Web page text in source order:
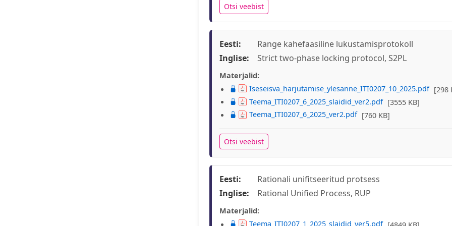
Otsi veebist
Eesti:
Range kahefaasiline lukustamisprotokoll
Inglise:
Strict two-phase locking protocol, S2PL
Materjalid:
Iseseisva_harjutamise_ylesanne_ITI0207_10_2025.pdf [298
Teema_ITI0207_6_2025_slaidid_ver2.pdf [3555 KB]
Teema_ITI0207_6_2025_ver2.pdf [760 KB]
Otsi veebist
Eesti:
Rationali unifitseeritud protsess
Inglise:
Rational Unified Process, RUP
Materjalid:
Teema_ITI0207_1_2025_slaidid_ver5.pdf